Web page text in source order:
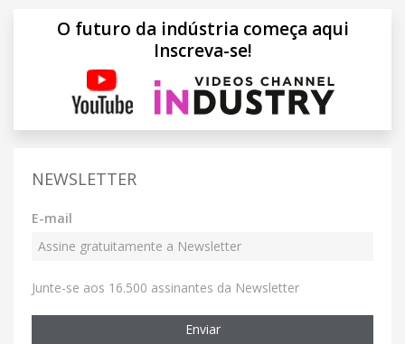
O futuro da indústria começa aqui
Inscreva-se!
NEWSLETTER
E-mail
Junte-se aos 16.500 assinantes da Newsletter
Enviar